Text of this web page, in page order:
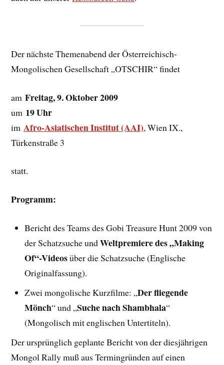
Der nächste Themenabend der Österreichisch-
Mongolischen Gesellschaft „OTSCHIR“ findet
amFreitag, 9. Oktober 2009
um 19 Uhr
im Afro-Asiatischen Institut (AAI), Wien IX.,
Türkenstraße 3
statt.
Programm:
Bericht des Teams des Gobi Treasure Hunt 2009 von
der Schatzsuche undWeltpremiere des „Making
Of“-Videosüber die Schatzsuche (Englische
Originalfassung).
Zwei mongolische Kurzfilme: „Der fliegende
Mönch“ und „Suche nach Shambhala“
(Mongolisch mit englischen Untertiteln).
Der ursprünglich geplante Bericht von der diesjährigen
Mongol Rally muß aus Termingründen auf einen